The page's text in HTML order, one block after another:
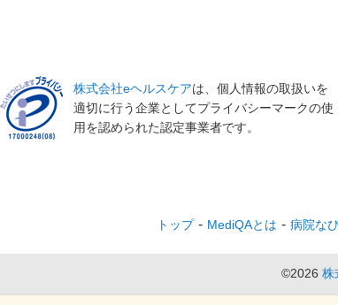
株式会社eヘルスケアは、個人情報の取扱いを
適切に行う企業としてプライバシーマークの使
用を認められた認定事業者です。
トップ MediQAとは 病院な
©2026 株